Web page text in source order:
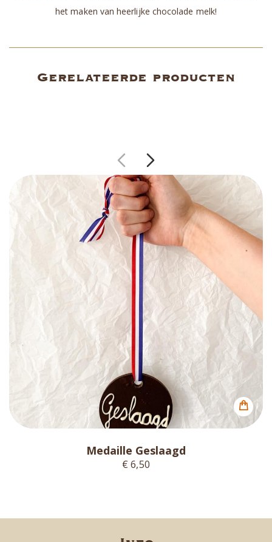
het maken van heerlijke chocolade melk!
Gerelateerde producten
Medaille Geslaagd
€ 6,50